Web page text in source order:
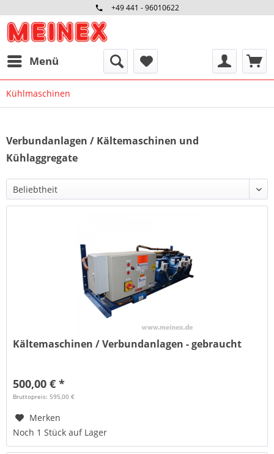
+49 441 - 96010622
Menü
Kühlmaschinen
Verbundanlagen / Kältemaschinen und
Kühlaggregate
Kältemaschinen / Verbundanlagen - gebraucht
500,00 € *
Bruttopreis: 595,00 €
Merken
Noch 1 Stück auf Lager